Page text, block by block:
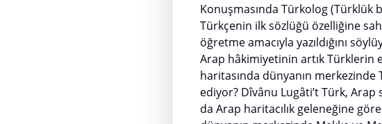
Konuşmasında Türkolog (Türklük
Türkçenin ilk sözlüğü özelliğine
öğretme amacıyla yazıldığını
Arap hâkimiyetinin artık Türklerin
haritasında dünyanın
ediyor? Dîvânu Lugâti’t Türk, Arap
da Arap haritacılık geleneğine